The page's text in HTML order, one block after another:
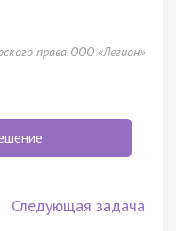
права ООО «Легион»
Следующая задача